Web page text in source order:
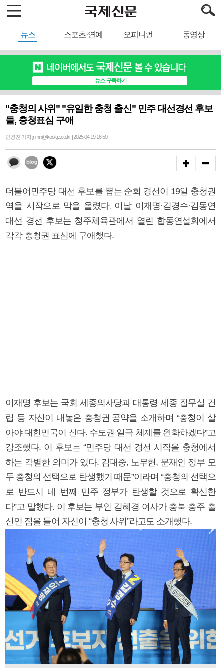
뉴스 스포츠·연예 오피니언 동영상
"충청의 사위" "유일한 충청 출신" 민주 대선경선 후보
들, 충청표심 구애
민경진 기자 jnmin@kookje.co.kr | 2025.04.19 16:50
더불어민주당 대선 후보를 뽑는 순회 경선이 19일 충청권
역을 시작으로 막을 올렸다. 이날 이재명·김경수·김동연
대선 경선 후보는 청주체육관에서 열린 합동연설회에서
각각 충청권 표심에 구애했다.
이재명 후보는 국회 세종의사당과 대통령 세종 집무실 건
립 등 자신이 내놓은 충청권 공약을 소개하며 “충청이 살
아야 대한민국이 산다. 수도권 일극 체제를 완화하겠다”고
강조했다. 이 후보는 “민주당 대선 경선 시작을 충청에서
하는 각별한 의미가 있다. 김대중, 노무현, 문재인 정부 모
두 충청의 선택으로 탄생했기 때문”이라며 “충청의 선택으
로 반드시 네 번째 민주 정부가 탄생할 것으로 확신한
다”고 말했다. 이 후보는 부인 김혜경 여사가 충북 충주 출
신인 점을 들어 자신이 “충청 사위”라고도 소개했다.